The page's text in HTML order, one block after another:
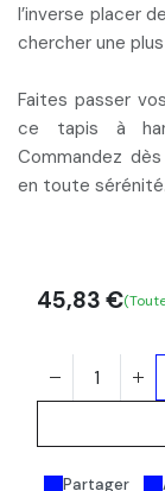
l’inverse placer
chercher une
Faites passer
ce tapis à
Commandez
en toute sérénité.
Partager
45,83 €